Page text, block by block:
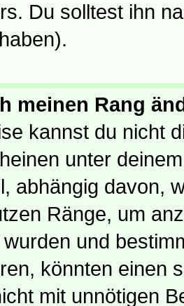
Du solltest ihn
meinen Rang
kannst du nicht
unter
abhängig davon,
Ränge, um
und
könnten einen
mit unnötigen